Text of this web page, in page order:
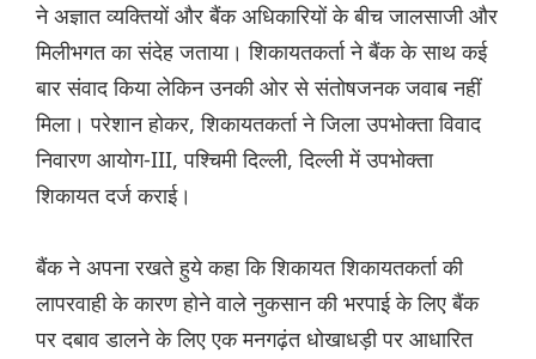
ने अज्ञात व्यक्तियों और बैंक अधिकारियों के बीच जालसाजी और
मिलीभगत का संदेह जताया। शिकायतकर्ता ने बैंक के साथ कई
बार संवाद किया लेकिन उनकी ओर से संतोषजनक जवाब नहीं
मिला। परेशान होकर, शिकायतकर्ता ने जिला उपभोक्ता विवाद
निवारण आयोग-III, पश्चिमी दिल्ली, दिल्ली में उपभोक्ता
शिकायत दर्ज कराई।
बैंक ने अपना रखते हुये कहा कि शिकायत शिकायतकर्ता की
लापरवाही के कारण होने वाले नुकसान की भरपाई के लिए बैंक
पर दबाव डालने के लिए एक मनगढ़ंत धोखाधड़ी पर आधारित